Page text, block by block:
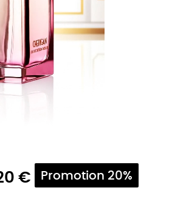
€ Promotion 20%